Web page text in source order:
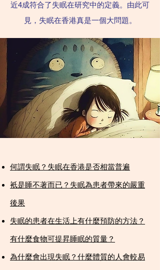
近4成符合了失眠在研究中的定義。由此可
見，失眠在香港真是一個大問題。
何謂失眠？失眠在香港是否相當普遍​
衹是睡不著而已？失眠為患者帶來的嚴重
後果​
失眠的患者在生活上有什麼預防的方法？
有什麼食物可提昇睡眠的質量？​
為什麼會出現失眠？什麼體質的人會較易